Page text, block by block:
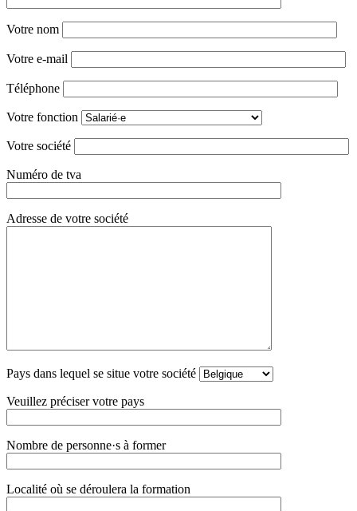
Votre nom
Votre e-mail
Téléphone
Votre fonction
Votre société
Numéro de tva
Adresse de votre société
Pays dans lequel se situe votre société
Veuillez préciser votre pays
Nombre de personne·s à former
Localité où se déroulera la formation